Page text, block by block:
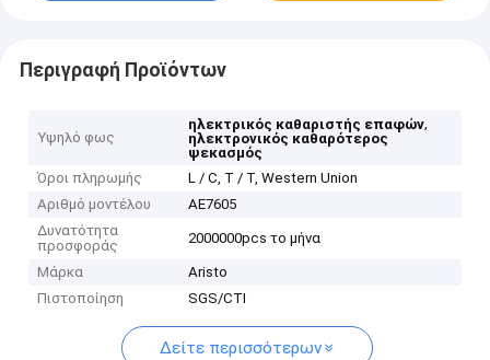
Περιγραφή Προϊόντων
Υψηλό φως
ηλεκτρικός καθαριστής επαφών,
ηλεκτρονικός καθαρότερος
ψεκασμός
Όροι πληρωμής
L / C, T / T, Western Union
Αριθμό μοντέλου
AE7605
Δυνατότητα
προσφοράς
2000000pcs το μήνα
Μάρκα
Aristo
Πιστοποίηση
SGS/CTI
Δείτε περισσότερων